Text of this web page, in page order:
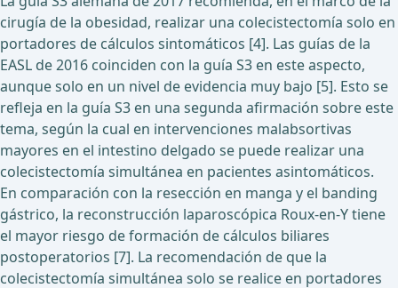
cirugía de la obesidad, realizar una colecistectomía solo en
portadores de cálculos sintomáticos [4]. Las guías de la
EASL de 2016 coinciden con la guía S3 en este aspecto,
aunque solo en un nivel de evidencia muy bajo [5]. Esto se
refleja en la guía S3 en una segunda afirmación sobre este
tema, según la cual en intervenciones malabsortivas
mayores en el intestino delgado se puede realizar una
colecistectomía simultánea en pacientes asintomáticos.
En comparación con la resección en manga y el banding
gástrico, la reconstrucción laparoscópica Roux-en-Y tiene
el mayor riesgo de formación de cálculos biliares
postoperatorios [7]. La recomendación de que la
colecistectomía simultánea solo se realice en portadores